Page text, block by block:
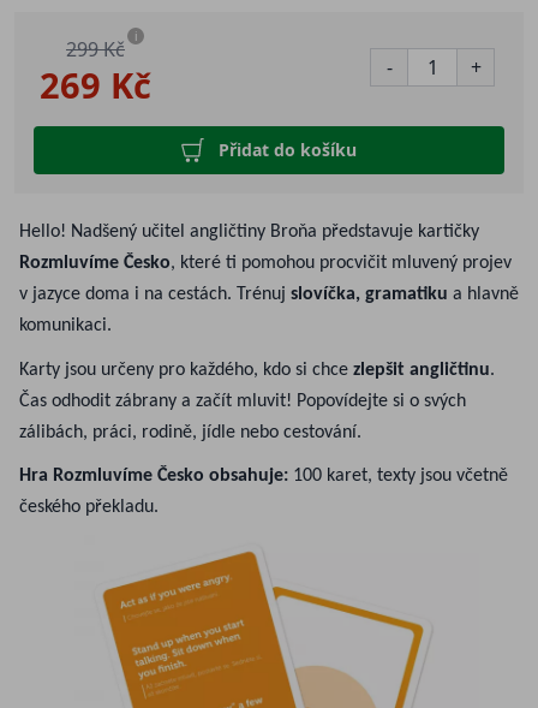
269 Kč
299 Kč i
- +
Přidat do košíku
Hello! Nadšený učitel angličtiny Broňa představuje kartičky
Rozmluvíme Česko, které ti pomohou procvičit mluvený projev
v jazyce doma i na cestách. Trénuj slovíčka, gramatiku a hlavně
komunikaci.
Karty jsou určeny pro každého, kdo si chce zlepšit angličtinu.
Čas odhodit zábrany a začít mluvit! Popovídejte si o svých
zálibách, práci, rodině, jídle nebo cestování.
Hra Rozmluvíme Česko obsahuje: 100 karet, texty jsou včetně
českého překladu.